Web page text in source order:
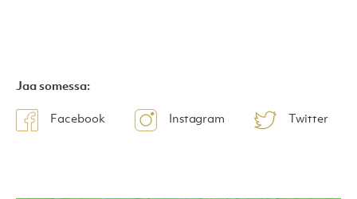
Jaa somessa:
Facebook Instagram Twitter